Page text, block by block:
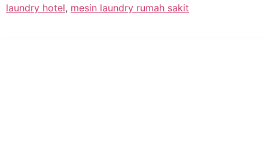
laundry hotel, mesin laundry rumah sakit